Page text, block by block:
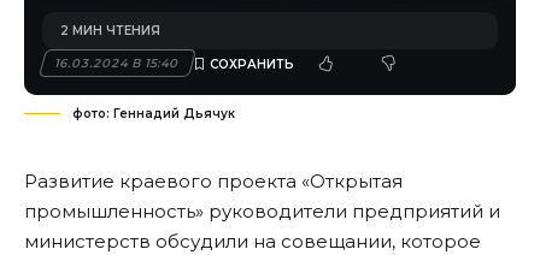
16.03.2024 В 15:40
2 МИН ЧТЕНИЯ
фото: Геннадий Дьячук
Развитие краевого проекта «Открытая
промышленность» руководители предприятий и
министерств обсудили на совещании, которое